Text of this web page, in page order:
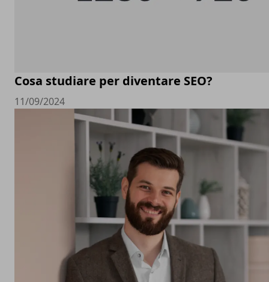
Cosa studiare per diventare SEO?
11/09/2024